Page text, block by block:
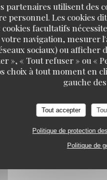
partenaires utilisent des
personnel. Les cookies
facultatifs
navigation, mesurer
sociaux) ou
», « Tout refuser » ou «
choix à tout moment en
gauche
Tout accepter
Politique de protection
Politique de